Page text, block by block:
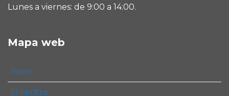
Lunes a viernes: de 9:00 a 14:00.
Mapa web
Inicio
El centro